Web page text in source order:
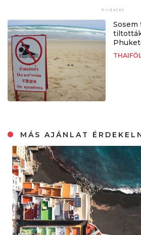
Sosem
MÁS AJÁNLAT